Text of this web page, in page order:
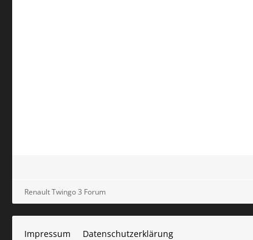
Renault Twingo 3 Forum
Impressum Datenschutzerklärung